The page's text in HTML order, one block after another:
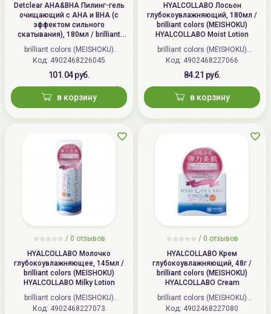
Detclear AHA&BHA Пилинг-гель
очищающий с AHA и BHA (с
эффектом сильного
скатывания), 180мл / brilliant
colors (MEISHOKU) Detclear
Bright&Peel AHA&BHA Fruits
Peeling Jelly
brilliant colors (MEISHOKU)
(Япония)
Код: 4902468226045
101.04 руб.
в корзину
HYALCOLLABO Лосьон
глубокоувлажняющий, 180мл /
brilliant colors (MEISHOKU)
HYALCOLLABO Moist Lotion
brilliant colors (MEISHOKU)
(Япония)
Код: 4902468227066
84.21 руб.
в корзину
/ 0 отзывов
HYALCOLLABO Молочко
глубокоувлажняющее, 145мл /
brilliant colors (MEISHOKU)
HYALCOLLABO Milky Lotion
brilliant colors (MEISHOKU)
(Япония)
Код: 4902468227073
/ 0 отзывов
HYALCOLLABO Крем
глубокоувлажняющий, 48г /
brilliant colors (MEISHOKU)
HYALCOLLABO Cream
brilliant colors (MEISHOKU)
(Япония)
Код: 4902468227080